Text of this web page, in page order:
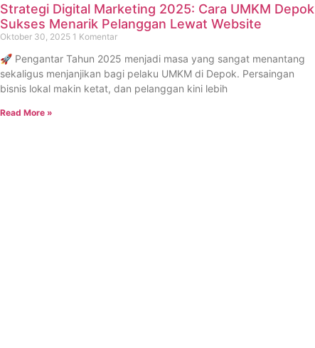
Strategi Digital Marketing 2025: Cara UMKM Depok
Sukses Menarik Pelanggan Lewat Website
Oktober 30, 2025 1 Komentar
🚀 Pengantar Tahun 2025 menjadi masa yang sangat menantang
sekaligus menjanjikan bagi pelaku UMKM di Depok. Persaingan
bisnis lokal makin ketat, dan pelanggan kini lebih
Read More »